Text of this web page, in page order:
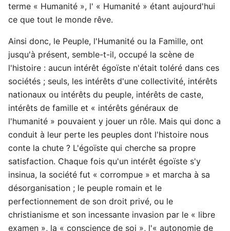
terme « Humanité », l' « Humanité » étant aujourd'hui
ce que tout le monde rêve.
Ainsi donc, le Peuple, l'Humanité ou la Famille, ont
jusqu'à présent, semble-t-il, occupé la scène de
l'histoire : aucun intérêt égoïste n'était toléré dans ces
sociétés ; seuls, les intérêts d'une collectivité, intérêts
nationaux ou intérêts du peuple, intérêts de caste,
intérêts de famille et « intérêts généraux de
l'humanité » pouvaient y jouer un rôle. Mais qui donc a
conduit à leur perte les peuples dont l'histoire nous
conte la chute ? L'égoïste qui cherche sa propre
satisfaction. Chaque fois qu'un intérêt égoïste s'y
insinua, la société fut « corrompue » et marcha à sa
désorganisation ; le peuple romain et le
perfectionnement de son droit privé, ou le
christianisme et son incessante invasion par le « libre
examen », la « conscience de soi », l'« autonomie de